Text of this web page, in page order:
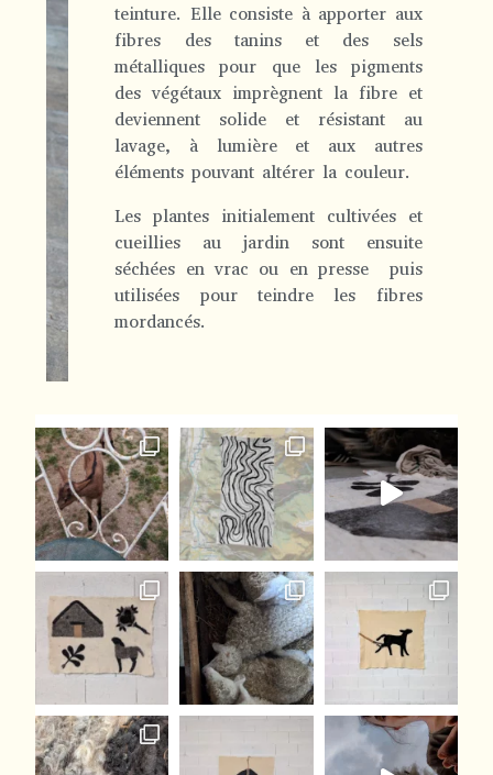
teinture. Elle consiste à apporter aux
fibres des tanins et des sels
métalliques pour que les pigments
des végétaux imprègnent la fibre et
deviennent solide et résistant au
lavage, à lumière et aux autres
éléments pouvant altérer la couleur.
Les plantes initialement cultivées et
cueillies au jardin sont ensuite
séchées en vrac ou en presse puis
utilisées pour teindre les fibres
mordancés.